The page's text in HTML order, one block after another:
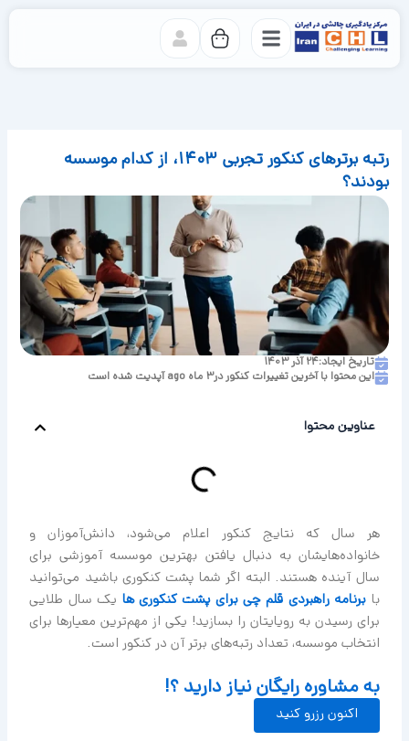
محتوا
رتبه برترهای کنکور تجربی 1403، از کدام موسسه
بودند؟
تاریخ ایجاد:24 آذر 1403
این محتوا با آخرین تغییرات کنکور در3 ماه ago آپدیت شده است
عناوین محتوا
هر سال که نتایج کنکور اعلام می‌شود، دانش‌آموزان و
خانواده‌هایشان به دنبال یافتن بهترین موسسه آموزشی برای
سال آینده هستند. البته اگر شما پشت کنکوری باشید می‌توانید
با برنامه راهبردی قلم چی برای پشت کنکوری ها یک سال طلایی
برای رسیدن به رویایتان را بسازید! یکی از مهم‌ترین معیارها برای
انتخاب موسسه، تعداد رتبه‌های برتر آن در کنکور است.
به مشاوره رایگان نیاز دارید ؟!
اکنون رزرو کنید